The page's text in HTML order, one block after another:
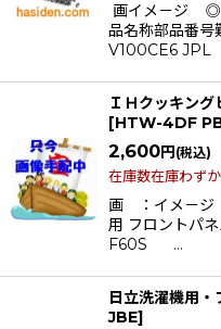
画イメ－ジ ◎
品名称部品番
V100CE6
ＩＨクッキン
[HTW-4DF
2,600円 (税込)
在庫数在庫わずか
画 ：イメ－ジ
用 フロントパ
F60S …
日立洗濯機用
JBE]